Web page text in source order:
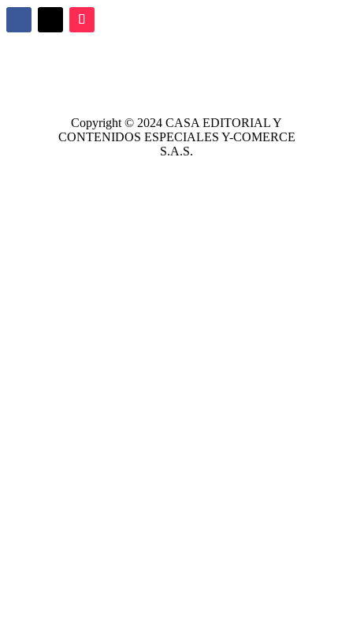
Copyright © 2024 CASA EDITORIALY
CONTENIDOS ESPECIALES Y-COMERCE
S.A.S.